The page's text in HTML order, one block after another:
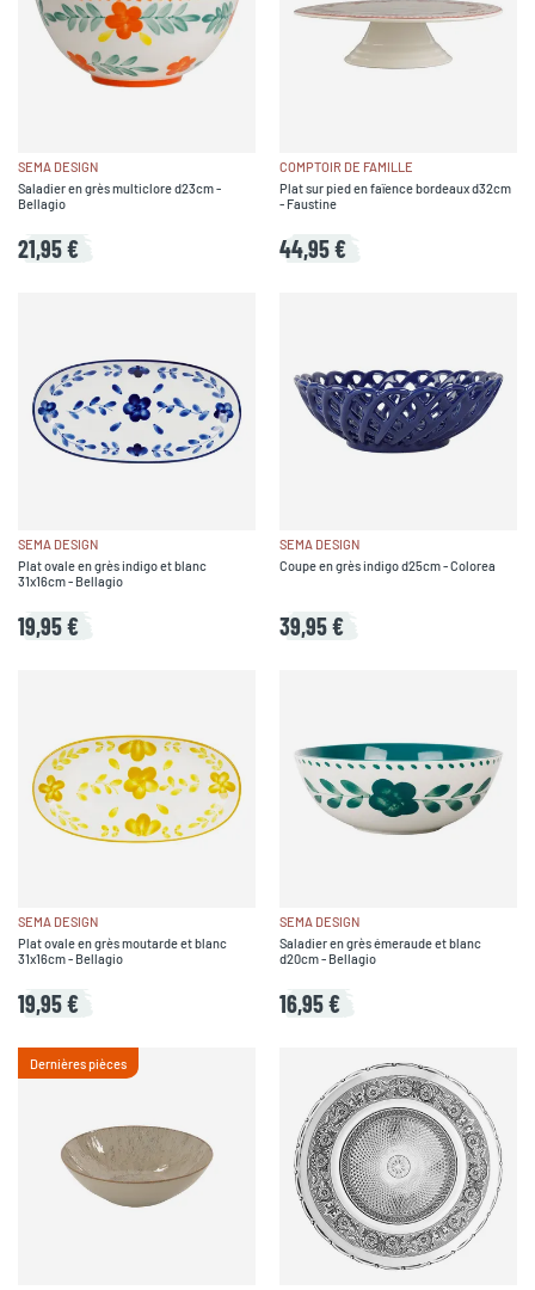
SEMA DESIGN
Saladier en grès multiclore d23cm -
Bellagio
21,95 €
COMPTOIR DE FAMILLE
Plat sur pied en faïence bordeaux d32cm
- Faustine
44,95 €
SEMA DESIGN
Plat ovale en grès indigo et blanc
31x16cm - Bellagio
19,95 €
SEMA DESIGN
Coupe en grès indigo d25cm - Colorea
39,95 €
SEMA DESIGN
Plat ovale en grès moutarde et blanc
31x16cm - Bellagio
19,95 €
SEMA DESIGN
Saladier en grès émeraude et blanc
d20cm - Bellagio
16,95 €
Dernières pièces